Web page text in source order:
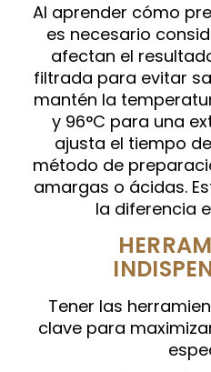
Al aprender cómo
es necesario
afectan el
filtrada para evitar
mantén la
y 96°C para una
ajusta el tiempo
método de
amargas o ácidas.
la diferencia
Tener las
clave para